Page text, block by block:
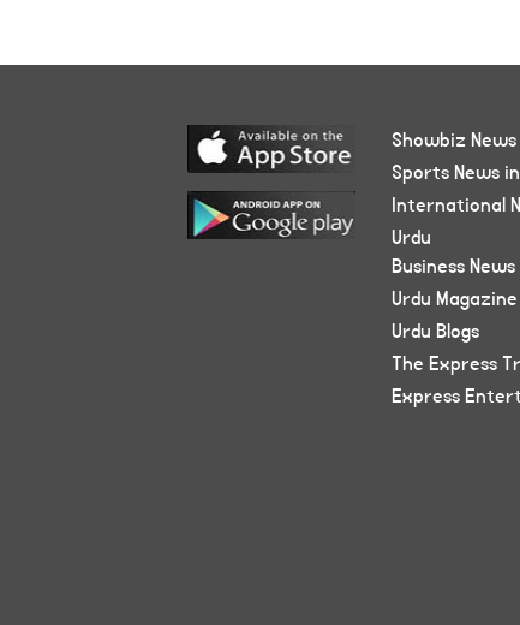
Showbiz
Sports News
International
Urdu
Business
Urdu Magazine
Urdu Blogs
The Express
Express